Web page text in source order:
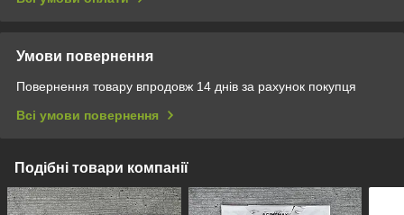
Умови повернення
Повернення товару впродовж 14 днів за рахунок покупця
Всі умови повернення
Подібні товари компанії